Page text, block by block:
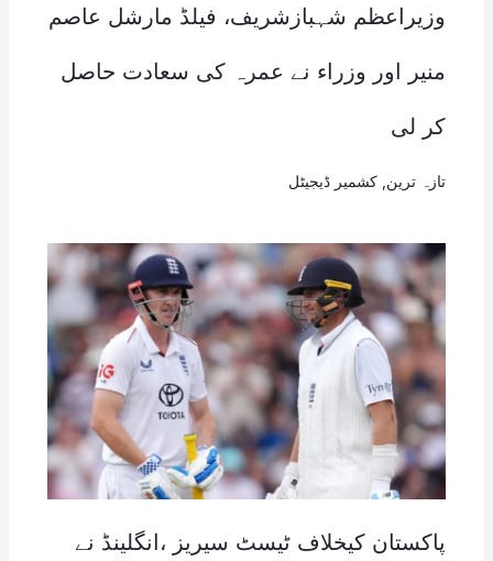
وزیراعظم شہبازشریف، فیلڈ مارشل عاصم
منیر اور وزراء نے عمرہ کی سعادت حاصل
کر لی
تازہ ترین کشمیر ڈیجیٹل
پاکستان کیخلاف ٹیسٹ سیریز ،انگلینڈ نے